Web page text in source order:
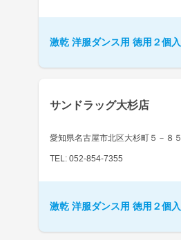
激乾 洋服ダンス用 徳用２個入
サンドラッグ大杉店
愛知県名古屋市北区大杉町５－８５
TEL: 052-854-7355
激乾 洋服ダンス用 徳用２個入